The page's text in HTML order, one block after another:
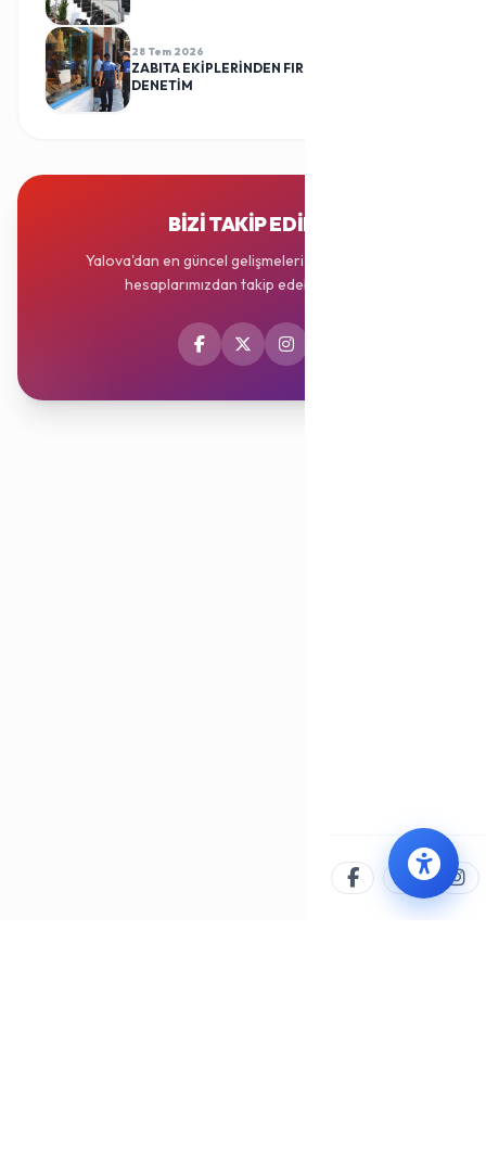
28 Tem 2026
ZABITA EKİPLERİNDEN FIRINLARA RUTİN
DENETİM
BIZI TAKIP EDIN
Yalova'dan en güncel gelişmeleri sosyal medya
hesaplarımızdan takip edebilirsiniz.